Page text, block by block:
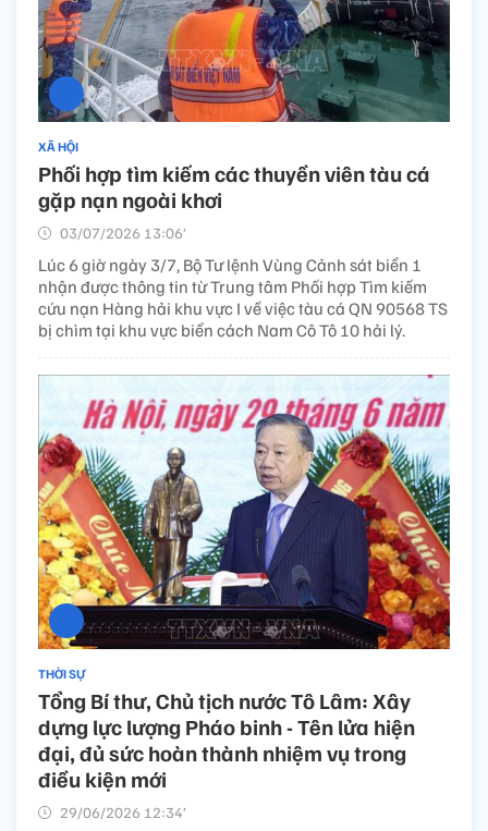
XÃ HỘI
Phối hợp tìm kiếm các thuyền viên tàu cá
gặp nạn ngoài khơi
03/07/2026 13:06’
Lúc 6 giờ ngày 3/7, Bộ Tư lệnh Vùng Cảnh sát biển 1
nhận được thông tin từ Trung tâm Phối hợp Tìm kiếm
cứu nạn Hàng hải khu vực I về việc tàu cá QN 90568 TS
bị chìm tại khu vực biển cách Nam Cô Tô 10 hải lý.
THỜI SỰ
Tổng Bí thư, Chủ tịch nước Tô Lâm: Xây
dựng lực lượng Pháo binh - Tên lửa hiện
đại, đủ sức hoàn thành nhiệm vụ trong
điều kiện mới
29/06/2026 12:34’